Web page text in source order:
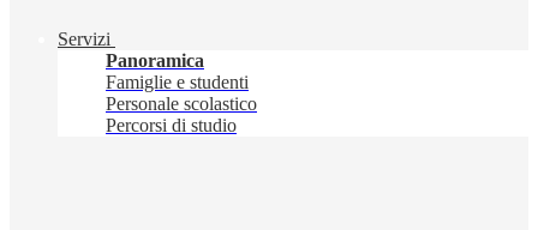
Servizi
Panoramica
Famiglie e studenti
Personale scolastico
Percorsi di studio